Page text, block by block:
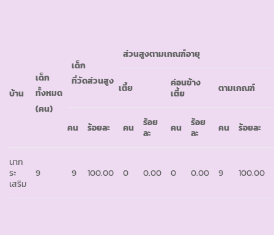
บ้าน
เด็ก
ทั้งหมด
(คน)
เด็ก
ที่วัดส่วนสูง
ส่วนสูงตามเกณฑ์อายุ
เตี้ย
ค่อนข้าง
เตี้ย
ตามเกณฑ์
คน ร้อยละ คน
ร้อย
ละ
คน
ร้อย
ละ
คน ร้อยละ
นาก
ระ
เสริม
9 9 100.00 0 0.00 0 0.00 9 100.00